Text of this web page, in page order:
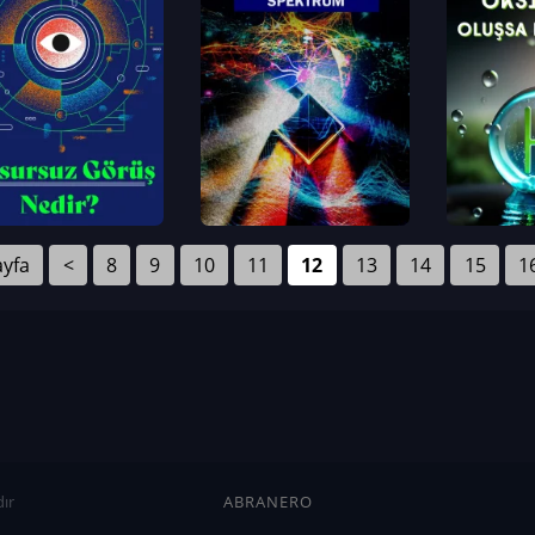
< 8 9 10 11 12 13 14 15
ABRANERO